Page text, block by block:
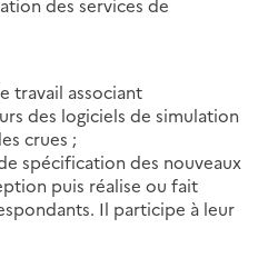
travail associant
des logiciels de simulation
crues ;
spécification des nouveaux
puis réalise ou fait
Il participe à leur